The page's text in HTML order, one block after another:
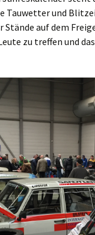
Tauwetter und
Stände auf dem
zu treffen und